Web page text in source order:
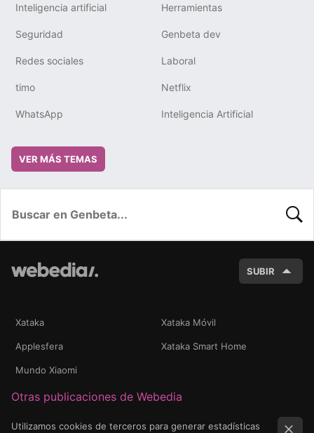
Inteligencia artificial Herramientas
Seguridad Genbeta dev
Redes sociales Laboral
timo Netflix
WhatsApp Inteligencia Artificial
VER MÁS TEMAS
SUBIR
Xataka Xataka Móvil
Applesfera Xataka Smart Home
Mundo Xiaomi
Otras publicaciones de Webedia
Utilizamos cookies de terceros para generar estadísticas